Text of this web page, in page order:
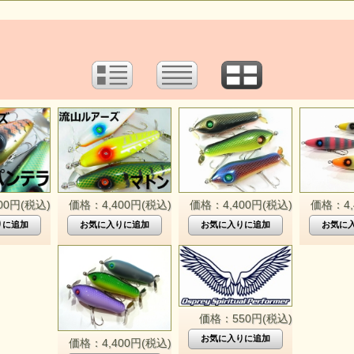
円(税込) 価格：4,400円(税込) 価格：4,400円(税込) 価格：
価格：4,400円(税込)
価格：550円(税込)